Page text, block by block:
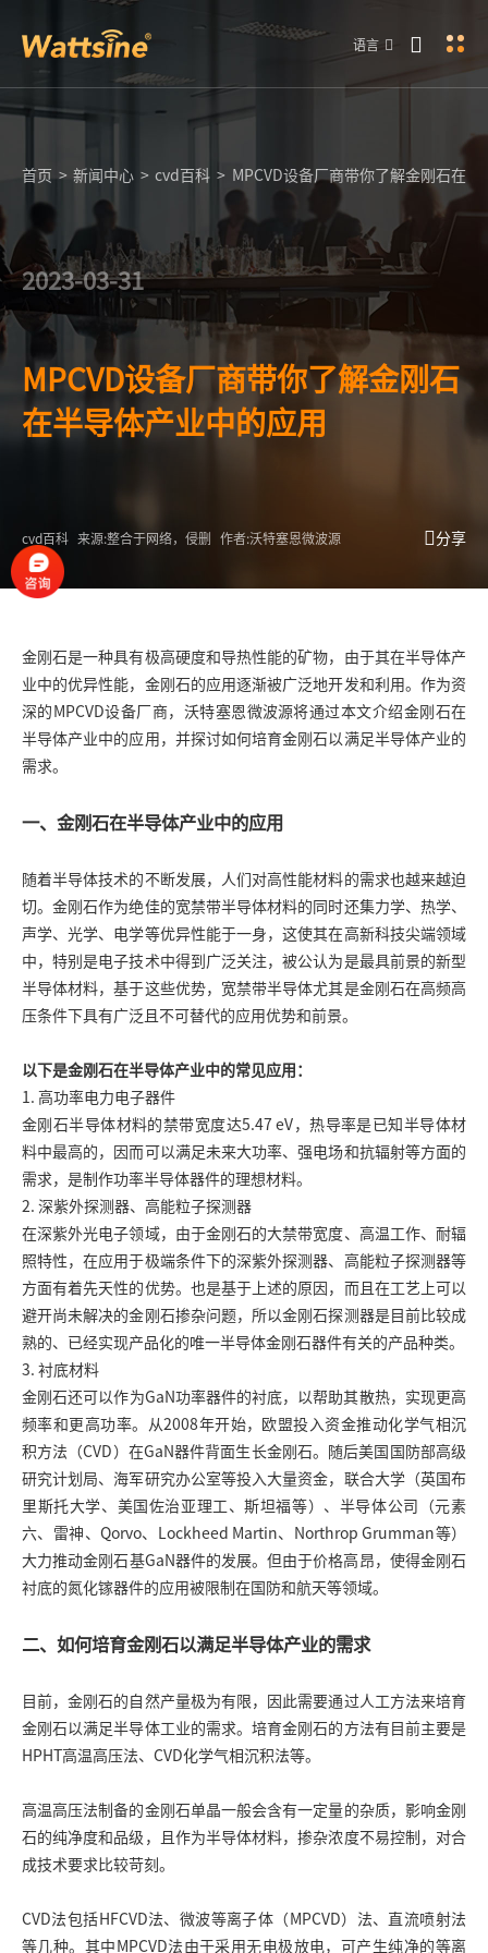
语言
首页 > 新闻中心 > cvd百科 > MPCVD设备厂商带你了解金刚石在
2023-03-31
MPCVD设备厂商带你了解金刚石
在半导体产业中的应用
cvd百科 来源:整合于网络，侵删 作者:沃特塞恩微波源 分享
金刚石是一种具有极高硬度和导热性能的矿物，由于其在半导体产
业中的优异性能，金刚石的应用逐渐被广泛地开发和利用。作为资
深的MPCVD设备厂商，沃特塞恩微波源将通过本文介绍金刚石在
半导体产业中的应用，并探讨如何培育金刚石以满足半导体产业的
需求。
一、金刚石在半导体产业中的应用
随着半导体技术的不断发展，人们对高性能材料的需求也越来越迫
切。金刚石作为绝佳的宽禁带半导体材料的同时还集力学、热学、
声学、光学、电学等优异性能于一身，这使其在高新科技尖端领域
中，特别是电子技术中得到广泛关注，被公认为是最具前景的新型
半导体材料，基于这些优势，宽禁带半导体尤其是金刚石在高频高
压条件下具有广泛且不可替代的应用优势和前景。
以下是金刚石在半导体产业中的常见应用：
1. 高功率电力电子器件
金刚石半导体材料的禁带宽度达5.47 eV，热导率是已知半导体材
料中最高的，因而可以满足未来大功率、强电场和抗辐射等方面的
需求，是制作功率半导体器件的理想材料。
2. 深紫外探测器、高能粒子探测器
在深紫外光电子领域，由于金刚石的大禁带宽度、高温工作、耐辐
照特性，在应用于极端条件下的深紫外探测器、高能粒子探测器等
方面有着先天性的优势。也是基于上述的原因，而且在工艺上可以
避开尚未解决的金刚石掺杂问题，所以金刚石探测器是目前比较成
熟的、已经实现产品化的唯一半导体金刚石器件有关的产品种类。
3. 衬底材料
金刚石还可以作为GaN功率器件的衬底，以帮助其散热，实现更高
频率和更高功率。从2008年开始，欧盟投入资金推动化学气相沉
积方法（CVD）在GaN器件背面生长金刚石。随后美国国防部高级
研究计划局、海军研究办公室等投入大量资金，联合大学（英国布
里斯托大学、美国佐治亚理工、斯坦福等）、半导体公司（元素
六、雷神、Qorvo、Lockheed Martin、Northrop Grumman等）
大力推动金刚石基GaN器件的发展。但由于价格高昂，使得金刚石
衬底的氮化镓器件的应用被限制在国防和航天等领域。
二、如何培育金刚石以满足半导体产业的需求
目前，金刚石的自然产量极为有限，因此需要通过人工方法来培育
金刚石以满足半导体工业的需求。培育金刚石的方法有目前主要是
HPHT高温高压法、CVD化学气相沉积法等。
高温高压法制备的金刚石单晶一般会含有一定量的杂质，影响金刚
石的纯净度和品级，且作为半导体材料，掺杂浓度不易控制，对合
成技术要求比较苛刻。
CVD法包括HFCVD法、微波等离子体（MPCVD）法、直流喷射法
等几种。其中MPCVD法由于采用无电极放电，可产生纯净的等离